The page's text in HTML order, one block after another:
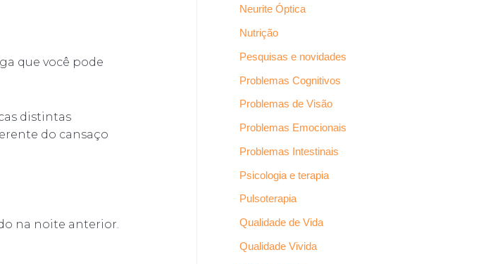
que você pode
distintas
do cansaço
na noite anterior.
Neurite Óptica
Nutrição
Pesquisas e novidades
Problemas Cognitivos
Problemas de Visão
Problemas Emocionais
Problemas Intestinais
Psicologia e terapia
Pulsoterapia
Qualidade de Vida
Qualidade Vivida